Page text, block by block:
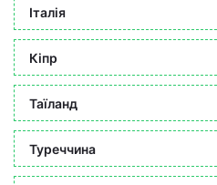
Італія
Кіпр
Таїланд
Туреччина